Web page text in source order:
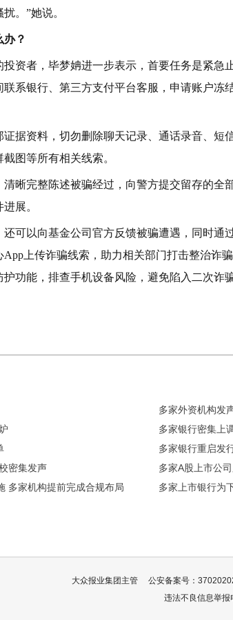
。”她说。
办？
投资者，毕梦姌进一步表示，首要任务是紧急
系银行、第三方支付平台客服，申请账户冻
证据资料，切勿删除聊天记录、通话录音、短
图等所有相关线索。
清晰完整陈述被骗经过，向警方提交留存的全
展。
还可以向基金公司官方反馈被骗遭遇，同时通
上传诈骗线索，助力相关部门打击整治诈
功能，排查手机设备风险，避免陷入二次诈
多家外资机构发
多家银行密集上
多家银行重启发
密集发声
多家A股上市公
多家机构提前完成合规布局
多家上市银行为
大众报业集团主管 公安备案号：
违法不良信息举